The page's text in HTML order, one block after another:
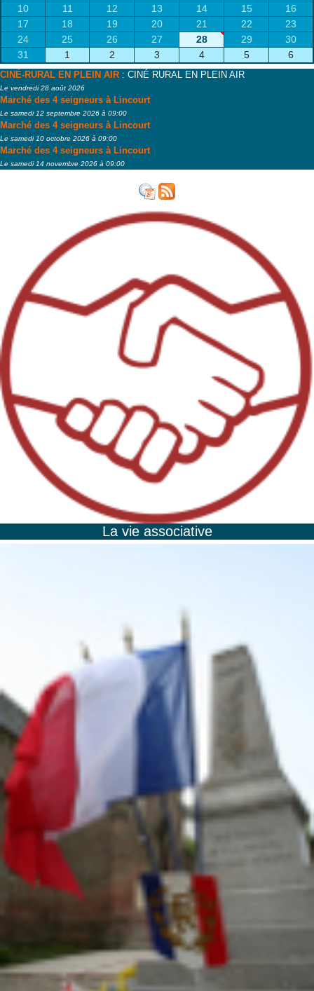
10
11 12 13 14 15
16
17
18 19 20 21 22
23
24
25 26 27 28 29
30
31
1 2 3 4 5 6
CINÉ-RURAL EN PLEIN AIR : CINÉ RURAL EN PLEIN AIR
Le vendredi 28 août 2026
Marché des 4 seigneurs à Lincourt
Le samedi 12 septembre 2026 à 09:00
Marché des 4 seigneurs à Lincourt
Le samedi 10 octobre 2026 à 09:00
Marché des 4 seigneurs à Lincourt
Le samedi 14 novembre 2026 à 09:00
La vie associative